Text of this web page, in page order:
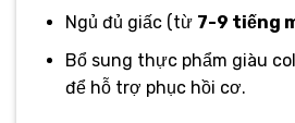
Ngủ đủ giấc (từ 7-9 tiếng
Bổ sung thực phẩm giàu
để hỗ trợ phục hồi cơ.